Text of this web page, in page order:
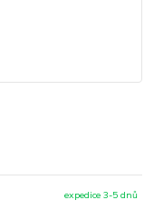
expedice 3-5 dnů